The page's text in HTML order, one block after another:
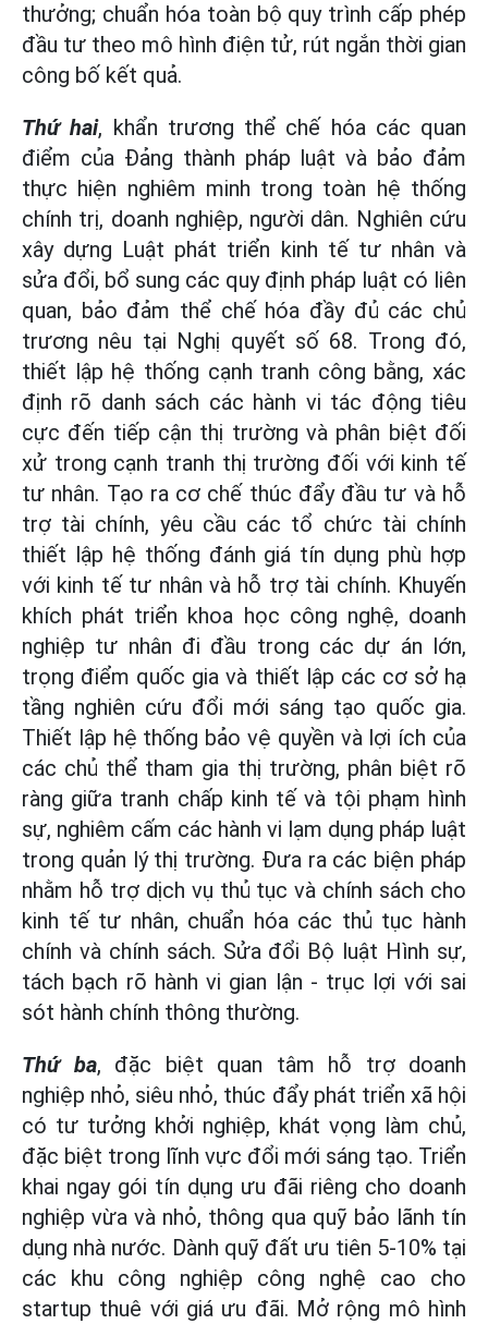
thưởng; chuẩn hóa toàn bộ quy trình cấp phép
đầu tư theo mô hình điện tử, rút ngắn thời gian
công bố kết quả.
Thứ hai, khẩn trương thể chế hóa các quan
điểm của Đảng thành pháp luật và bảo đảm
thực hiện nghiêm minh trong toàn hệ thống
chính trị, doanh nghiệp, người dân. Nghiên cứu
xây dựng Luật phát triển kinh tế tư nhân và
sửa đổi, bổ sung các quy định pháp luật có liên
quan, bảo đảm thể chế hóa đầy đủ các chủ
trương nêu tại Nghị quyết số 68. Trong đó,
thiết lập hệ thống cạnh tranh công bằng, xác
định rõ danh sách các hành vi tác động tiêu
cực đến tiếp cận thị trường và phân biệt đối
xử trong cạnh tranh thị trường đối với kinh tế
tư nhân. Tạo ra cơ chế thúc đẩy đầu tư và hỗ
trợ tài chính, yêu cầu các tổ chức tài chính
thiết lập hệ thống đánh giá tín dụng phù hợp
với kinh tế tư nhân và hỗ trợ tài chính. Khuyến
khích phát triển khoa học công nghệ, doanh
nghiệp tư nhân đi đầu trong các dự án lớn,
trọng điểm quốc gia và thiết lập các cơ sở hạ
tầng nghiên cứu đổi mới sáng tạo quốc gia.
Thiết lập hệ thống bảo vệ quyền và lợi ích của
các chủ thể tham gia thị trường, phân biệt rõ
ràng giữa tranh chấp kinh tế và tội phạm hình
sự, nghiêm cấm các hành vi lạm dụng pháp luật
trong quản lý thị trường. Đưa ra các biện pháp
nhằm hỗ trợ dịch vụ thủ tục và chính sách cho
kinh tế tư nhân, chuẩn hóa các thủ tục hành
chính và chính sách. Sửa đổi Bộ luật Hình sự,
tách bạch rõ hành vi gian lận - trục lợi với sai
sót hành chính thông thường.
Thứ ba, đặc biệt quan tâm hỗ trợ doanh
nghiệp nhỏ, siêu nhỏ, thúc đẩy phát triển xã hội
có tư tưởng khởi nghiệp, khát vọng làm chủ,
đặc biệt trong lĩnh vực đổi mới sáng tạo. Triển
khai ngay gói tín dụng ưu đãi riêng cho doanh
nghiệp vừa và nhỏ, thông qua quỹ bảo lãnh tín
dụng nhà nước. Dành quỹ đất ưu tiên 5-10% tại
các khu công nghiệp công nghệ cao cho
startup thuê với giá ưu đãi. Mở rộng mô hình